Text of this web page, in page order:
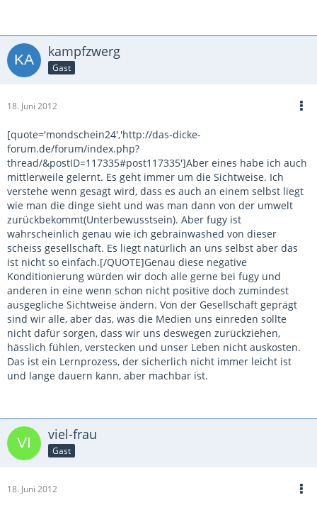
kampfzwerg
Gast
18. Juni 2012
[quote='mondschein24','http://das-dicke-
forum.de/forum/index.php?
thread/&postID=117335#post117335']Aber eines habe ich auch
mittlerweile gelernt. Es geht immer um die Sichtweise. Ich
verstehe wenn gesagt wird, dass es auch an einem selbst liegt
wie man die dinge sieht und was man dann von der umwelt
zurückbekommt(Unterbewusstsein). Aber fugy ist
wahrscheinlich genau wie ich gebrainwashed von dieser
scheiss gesellschaft. Es liegt natürlich an uns selbst aber das
ist nicht so einfach.[/QUOTE]Genau diese negative
Konditionierung würden wir doch alle gerne bei fugy und
anderen in eine wenn schon nicht positive doch zumindest
ausgegliche Sichtweise ändern. Von der Gesellschaft geprägt
sind wir alle, aber das, was die Medien uns einreden sollte
nicht dafür sorgen, dass wir uns deswegen zurückziehen,
hässlich fühlen, verstecken und unser Leben nicht auskosten.
Das ist ein Lernprozess, der sicherlich nicht immer leicht ist
und lange dauern kann, aber machbar ist.
viel-frau
Gast
18. Juni 2012